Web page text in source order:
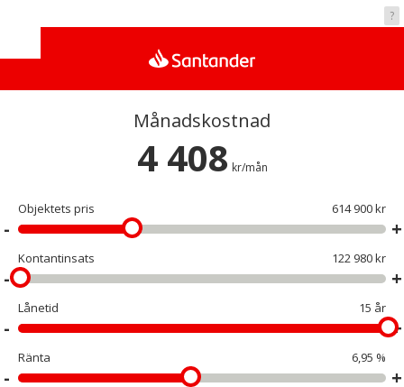
Månadskostnad
4 408 kr/mån
614 900 kr
Objektets pris
122 980 kr
Kontantinsats
15 år
Lånetid
6,95 %
Ränta
?